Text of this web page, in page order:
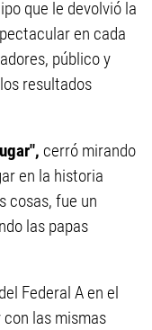
que le devolvió la
en cada
público y
resultados
cerró mirando
en la historia
cosas, fue un
las papas
Federal A en el
las mismas